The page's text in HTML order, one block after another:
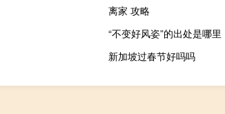
离家 攻略
“不变好风姿”的出处是哪里
新加坡过春节好吗吗